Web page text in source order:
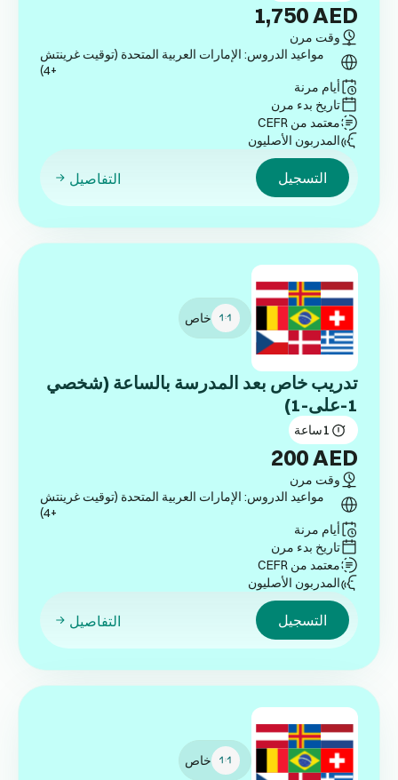
1,750AED
وقت مرن
مواعيد الدروس: الإمارات العربية المتحدة (توقيت غرينتش
+4)
أيام مرنة
تاريخ بدء مرن
معتمد من CEFR
المدربون الأصليون
التسجيل التفاصيل
خاص
تدريب خاص بعد المدرسة بالساعة (شخصي
1-على-1)
1ساعة
200AED
وقت مرن
مواعيد الدروس: الإمارات العربية المتحدة (توقيت غرينتش
+4)
أيام مرنة
تاريخ بدء مرن
معتمد من CEFR
المدربون الأصليون
التسجيل التفاصيل
خاص